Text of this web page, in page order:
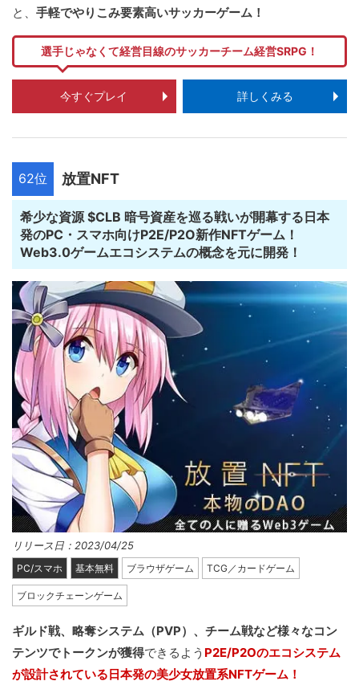
と、 手軽でやりこみ要素高いサッカーゲーム！
選手じゃなくて経営目線のサッカーチーム経営SRPG！
今すぐプレイ 詳しくみる
62位 放置NFT
希少な資源 $CLB 暗号資産を巡る戦いが開幕する日本
発のPC・スマホ向けP2E/P2O新作NFTゲーム！
Web3.0ゲームエコシステムの概念を元に開発！
リリース日：2023/04/25
PC/スマホ 基本無料 ブラウザゲーム TCG／カードゲーム
ブロックチェーンゲーム
ギルド戦、略奪システム（PVP）、チーム戦など様々なコン
テンツでトークンが獲得できるよう P2E/P2Oのエコシステム
が設計されている日本発の美少女放置系NFTゲーム！